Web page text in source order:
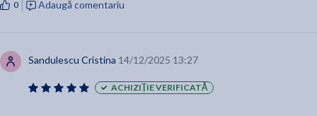
0 Adaugă comentariu
Sandulescu Cristina 14/12/2025 13:27
ACHIZIȚIE VERIFICATĂ